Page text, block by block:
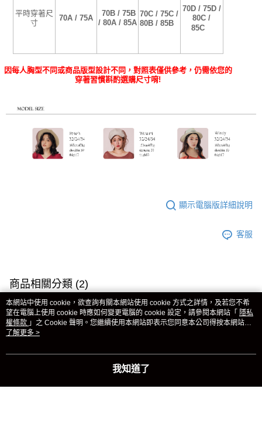
平時穿著尺
寸
70A / 75A
70B / 75B
/ 80A / 85A
70C / 75C /
80B / 85B
70D / 75D /
80C /
85C
因每人胸型不同或商品版型設計不同，對照表僅供參考，仍需依您的
穿著習慣斟酌選購尺寸唷!
顯示電腦版詳細說明
客服
商品相關分類 (2)
☰ 貼身衣物 NewBra 隱形內衣
全館ALL
本分類熱銷全站排行
本網站中使用 cookie，欲查詢有關本網站使用 cookie 方式之詳情，及若您不希
望在電腦上使用 cookie 時應如何變更電腦的 cookie 設定，請參閱本網站「 隱私
權條款 」之 Cookie 聲明。您繼續使用本網站即表示您同意本公司得按本網站使
用條款之 Cookie 聲明使用 cookie。
了解更多 >
我知道了